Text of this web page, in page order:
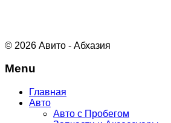
© 2026 Авито - Абхазия
Menu
Главная
Авто
Авто с Пробегом